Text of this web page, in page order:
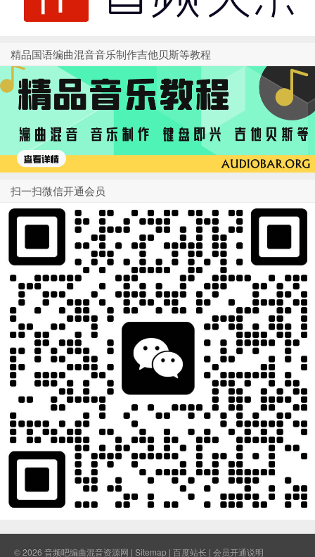
精品国语编曲混音音乐制作吉他贝斯等教程
扫一扫微信开通会员
© 2026 音频吧编曲混音资源网 | Sitemap | 百度站长 | 会员开通说明